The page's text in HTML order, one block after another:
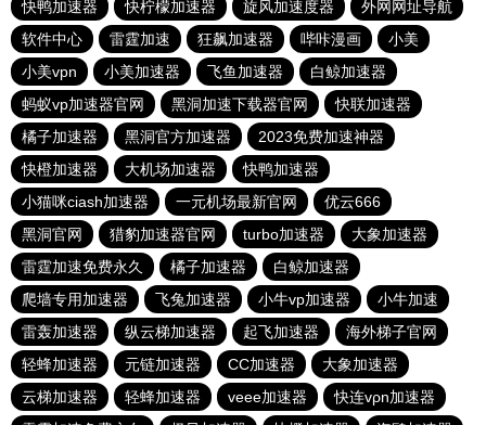
快鸭加速器
快柠檬加速器 旋风加速度器
外网网址导航
软件中心
雷霆加速 狂飙加速器 哔咔漫画
小美
小美vpn
小美加速器 飞鱼加速器
白鲸加速器
蚂蚁vp加速器官网
黑洞加速下载器官网
快联加速器
橘子加速器
黑洞官方加速器
2023免费加速神器
快橙加速器
大机场加速器
快鸭加速器
小猫咪ciash加速器
一元机场最新官网
优云666
黑洞官网
猎豹加速器官网 turbo加速器
大象加速器
雷霆加速免费永久
橘子加速器
白鲸加速器
爬墙专用加速器
飞兔加速器 小牛vp加速器
小牛加速
雷轰加速器
纵云梯加速器 起飞加速器
海外梯子官网
轻蜂加速器
元链加速器 CC加速器
大象加速器
云梯加速器
轻蜂加速器 veee加速器
快连vρn加速器